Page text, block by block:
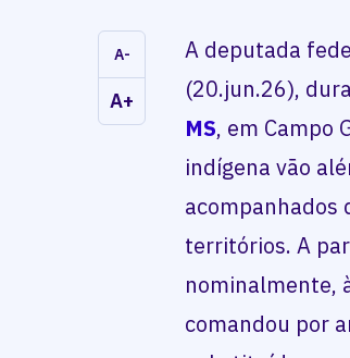
A-
A+
A deputada
(20.jun.26),
MS, em Campo
indígena vão
acompanhados
territórios. A
nominalmente,
comandou por